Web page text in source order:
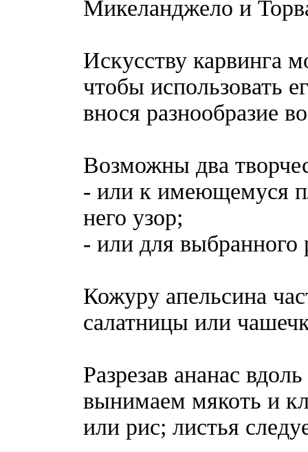
Микеланджело и
Искусству карвинга
чтобы использовать
внося разнообразие
Возможны два
- или к имеющемуся
него узор;
- или для
Кожуру апельсина
салатницы или
Разрезав ананас
вынимаем мякоть и
или рис; листья